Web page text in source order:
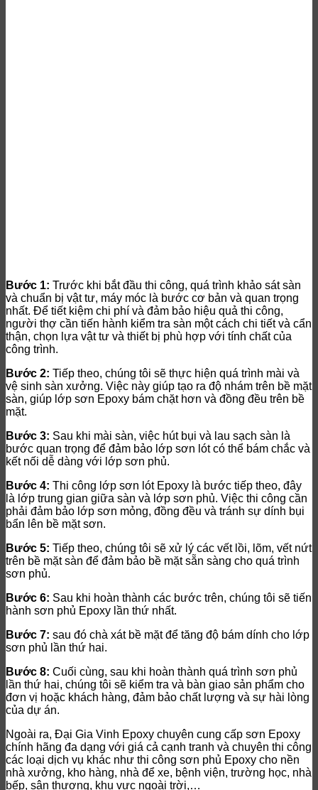
Bước 1: Trước khi bắt đầu thi công, quá trình khảo sát sàn
và chuẩn bị vật tư, máy móc là bước cơ bản và quan trọng
nhất. Để tiết kiệm chi phí và đảm bảo hiệu quả thi công,
người thợ cần tiến hành kiểm tra sàn một cách chi tiết và cẩn
thận, chọn lựa vật tư và thiết bị phù hợp với tính chất của
công trình.
Bước 2: Tiếp theo, chúng tôi sẽ thực hiện quá trình mài và
vệ sinh sàn xưởng. Việc này giúp tạo ra độ nhám trên bề mặt
sàn, giúp lớp sơn Epoxy bám chặt hơn và đồng đều trên bề
mặt.
Bước 3: Sau khi mài sàn, việc hút bụi và lau sạch sàn là
bước quan trọng để đảm bảo lớp sơn lót có thể bám chắc và
kết nối dễ dàng với lớp sơn phủ.
Bước 4: Thi công lớp sơn lót Epoxy là bước tiếp theo, đây
là lớp trung gian giữa sàn và lớp sơn phủ. Việc thi công cần
phải đảm bảo lớp sơn mỏng, đồng đều và tránh sự dính bụi
bẩn lên bề mặt sơn.
Bước 5: Tiếp theo, chúng tôi sẽ xử lý các vết lồi, lõm, vết nứt
trên bề mặt sàn để đảm bảo bề mặt sẵn sàng cho quá trình
sơn phủ.
Bước 6: Sau khi hoàn thành các bước trên, chúng tôi sẽ tiến
hành sơn phủ Epoxy lần thứ nhất.
Bước 7: sau đó chà xát bề mặt để tăng độ bám dính cho lớp
sơn phủ lần thứ hai.
Bước 8: Cuối cùng, sau khi hoàn thành quá trình sơn phủ
lần thứ hai, chúng tôi sẽ kiểm tra và bàn giao sản phẩm cho
đơn vị hoặc khách hàng, đảm bảo chất lượng và sự hài lòng
của dự án.
Ngoài ra, Đại Gia Vinh Epoxy chuyên cung cấp sơn Epoxy
chính hãng đa dạng với giá cả cạnh tranh và chuyên thi công
các loại dịch vụ khác như thi công sơn phủ Epoxy cho nền
nhà xưởng, kho hàng, nhà để xe, bệnh viện, trường học, nhà
bếp, sân thượng, khu vực ngoài trời,…